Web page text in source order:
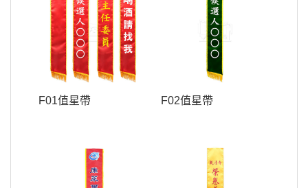
F01值星帶 F02值星帶